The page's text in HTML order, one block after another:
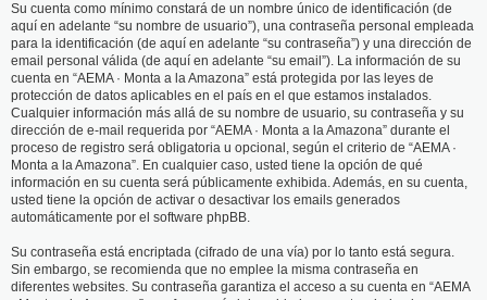
Su cuenta como mínimo constará de un nombre único de identificación (de
aquí en adelante “su nombre de usuario”), una contraseña personal empleada
para la identificación (de aquí en adelante “su contraseña”) y una dirección de
email personal válida (de aquí en adelante “su email”). La información de su
cuenta en “AEMA · Monta a la Amazona” está protegida por las leyes de
protección de datos aplicables en el país en el que estamos instalados.
Cualquier información más allá de su nombre de usuario, su contraseña y su
dirección de e-mail requerida por “AEMA · Monta a la Amazona” durante el
proceso de registro será obligatoria u opcional, según el criterio de “AEMA ·
Monta a la Amazona”. En cualquier caso, usted tiene la opción de qué
información en su cuenta será públicamente exhibida. Además, en su cuenta,
usted tiene la opción de activar o desactivar los emails generados
automáticamente por el software phpBB.
Su contraseña está encriptada (cifrado de una vía) por lo tanto está segura.
Sin embargo, se recomienda que no emplee la misma contraseña en
diferentes websites. Su contraseña garantiza el acceso a su cuenta en “AEMA